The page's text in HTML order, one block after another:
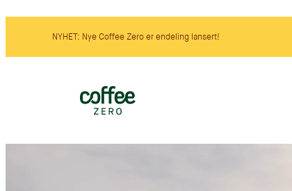
Hopp
NYHET: Nye Coffee Zero er endeling lansert!